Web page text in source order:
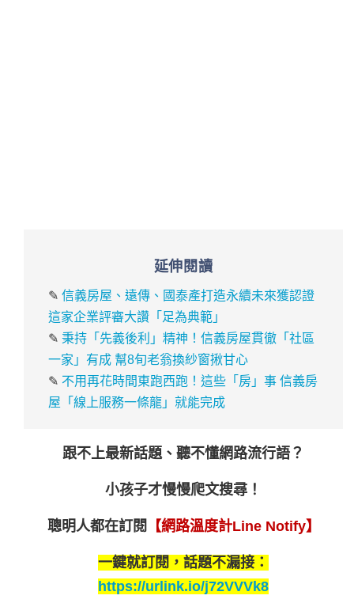
延伸閱讀
✎信義房屋、遠傳、國泰產打造永續未來獲認證
這家企業評審大讚「足為典範」
✎秉持「先義後利」精神！信義房屋貫徹「社區
一家」有成 幫8旬老翁換紗窗揪甘心
✎ 不用再花時間東跑西跑！這些「房」事 信義房
屋「線上服務一條龍」就能完成
跟不上最新話題、聽不懂網路流行語？
小孩子才慢慢爬文搜尋！
聰明人都在訂閱 【網路溫度計Line Notify】
一鍵就訂閱，話題不漏接：
https://urlink.io/j72VVVk8